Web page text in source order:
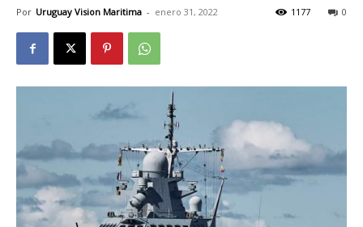
Por Uruguay Vision Maritima - enero 31, 2022 0
1177